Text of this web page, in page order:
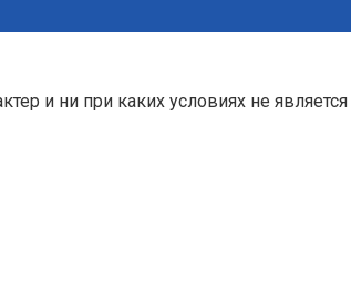
и ни при каких условиях не является